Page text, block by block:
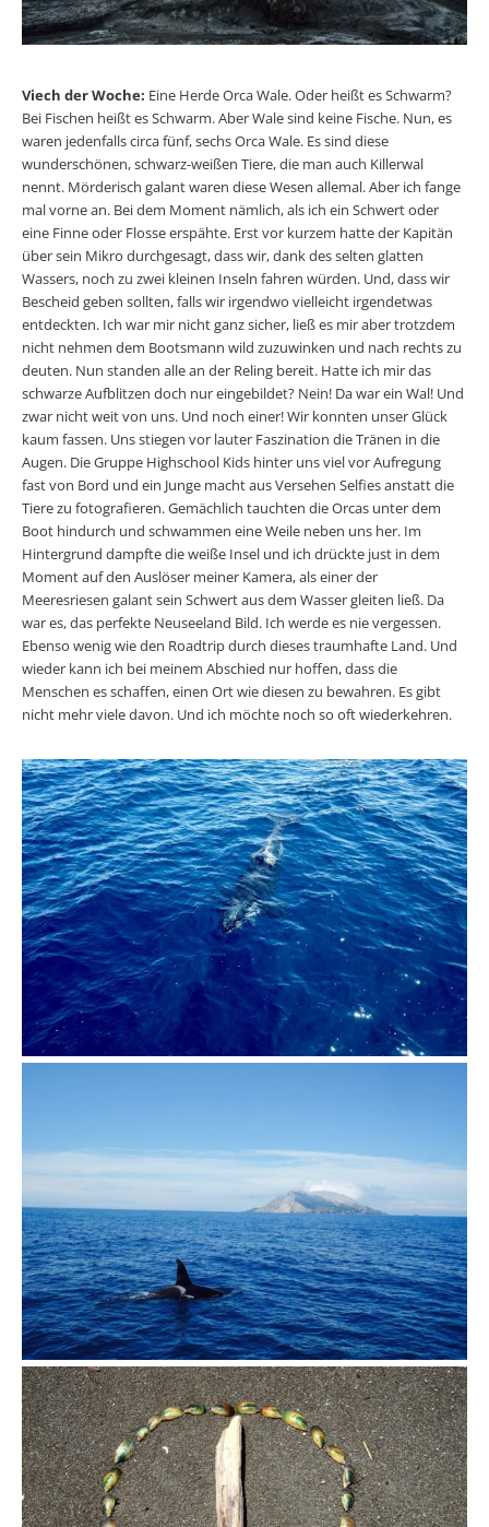
Viech der Woche: Eine Herde Orca Wale. Oder heißt es Schwarm?
Bei Fischen heißt es Schwarm. Aber Wale sind keine Fische. Nun, es
waren jedenfalls circa fünf, sechs Orca Wale. Es sind diese
wunderschönen, schwarz-weißen Tiere, die man auch Killerwal
nennt. Mörderisch galant waren diese Wesen allemal. Aber ich fange
mal vorne an. Bei dem Moment nämlich, als ich ein Schwert oder
eine Finne oder Flosse erspähte. Erst vor kurzem hatte der Kapitän
über sein Mikro durchgesagt, dass wir, dank des selten glatten
Wassers, noch zu zwei kleinen Inseln fahren würden. Und, dass wir
Bescheid geben sollten, falls wir irgendwo vielleicht irgendetwas
entdeckten. Ich war mir nicht ganz sicher, ließ es mir aber trotzdem
nicht nehmen dem Bootsmann wild zuzuwinken und nach rechts zu
deuten. Nun standen alle an der Reling bereit. Hatte ich mir das
schwarze Aufblitzen doch nur eingebildet? Nein! Da war ein Wal! Und
zwar nicht weit von uns. Und noch einer! Wir konnten unser Glück
kaum fassen. Uns stiegen vor lauter Faszination die Tränen in die
Augen. Die Gruppe Highschool Kids hinter uns viel vor Aufregung
fast von Bord und ein Junge macht aus Versehen Selfies anstatt die
Tiere zu fotografieren. Gemächlich tauchten die Orcas unter dem
Boot hindurch und schwammen eine Weile neben uns her. Im
Hintergrund dampfte die weiße Insel und ich drückte just in dem
Moment auf den Auslöser meiner Kamera, als einer der
Meeresriesen galant sein Schwert aus dem Wasser gleiten ließ. Da
war es, das perfekte Neuseeland Bild. Ich werde es nie vergessen.
Ebenso wenig wie den Roadtrip durch dieses traumhafte Land. Und
wieder kann ich bei meinem Abschied nur hoffen, dass die
Menschen es schaffen, einen Ort wie diesen zu bewahren. Es gibt
nicht mehr viele davon. Und ich möchte noch so oft wiederkehren.